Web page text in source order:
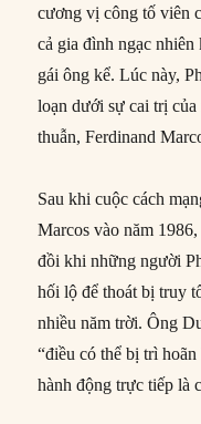
cương vị công tố viên
cả gia đình ngạc
gái ông kể. Lúc này,
loạn dưới sự cai trị
thuẫn, Ferdinand
Sau khi cuộc cách
Marcos vào năm
đồi khi những người
hối lộ để thoát bị truy
nhiều năm trời. Ông
“điều có thể bị trì
hành động trực tiếp là